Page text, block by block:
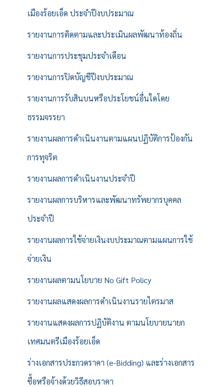
เมืองร้อยเอ็ด ประจำปีงบประมาณ
รายงานการติดตามและประเมินผลพัฒนาท้องถิ่น
รายงานการประชุมประจำเดือน
รายงานการปิดบัญชีปีงบประมาณ
รายงานการรับสินบนหรือประโยชน์อื่นใดโดย
ธรรมจรรยา
รายงานผลการดำเนินงานตามแผนปฏิบัติการป้องกัน
การทุจริต
รายงานผลการดำเนินงานประจำปี
รายงานผลการบริหารและพัฒนาทรัพยากรบุคคล
ประจำปี
รายงานผลการใช้จ่ายเงินงบประมาณตามแผนการใช้
จ่ายเงิน
รายงานผลตามนโยบาย No Gift Policy
รายงานผลแสดงผลการดำเนินงานรายไตรมาส
รายงานแสดงผลการปฏิบัติงาน ตามนโยบายนายก
เทศมนตรีเมืองร้อยเอ็ด
ร่างเอกสารประกวดราคา (e-Bidding) และร่างเอกสาร
ซื้อหรือจ้างด้วยวิธีสอบราคา